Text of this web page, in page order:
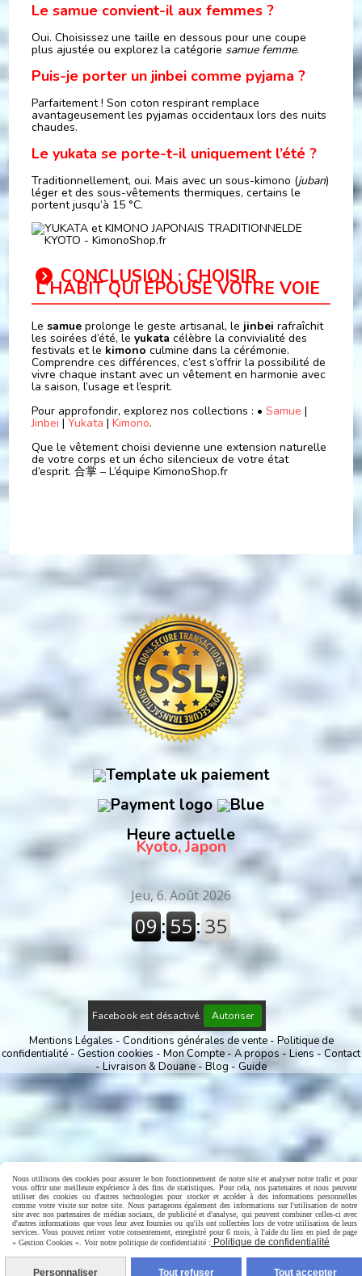
Le samue convient-il aux femmes ?
Oui. Choisissez une taille en dessous pour une coupe
plus ajustée ou explorez la catégorie samue femme.
Puis-je porter un jinbei comme pyjama ?
Parfaitement ! Son coton respirant remplace
avantageusement les pyjamas occidentaux lors des nuits
chaudes.
Le yukata se porte-t-il uniquement l’été ?
Traditionnellement, oui. Mais avec un sous-kimono (juban)
léger et des sous-vêtements thermiques, certains le
portent jusqu’à 15 °C.
CONCLUSION : CHOISIR
L’HABIT QUI ÉPOUSE VOTRE VOIE
Lesamue prolonge le geste artisanal, le jinbei rafraîchit
les soirées d’été, leyukata célèbre la convivialité des
festivals et le kimono culmine dans la cérémonie.
Comprendre ces différences, c’est s’offrir la possibilité de
vivre chaque instant avec un vêtement en harmonie avec
la saison, l’usage et l’esprit.
Pour approfondir, explorez nos collections : •Samue |
Jinbei |Yukata |Kimono.
Que le vêtement choisi devienne une extension naturelle
de votre corps et un écho silencieux de votre état
d’esprit. 合掌 – L’équipe KimonoShop.fr
Heure actuelle
Kyoto, Japon
Facebook est désactivé. Autoriser
Mentions Légales Conditions générales de vente
Politique de
confidentialité
Gestion cookies Mon Compte A propos Liens
Contact
Livraison & Douane
Blog Guide
Nous utilisons des cookies pour assurer le bon fonctionnement de notre site et analyser notre trafic et pour
vous offrir une meilleure expérience à des fins de statistiques. Pour cela, nos partenaires et nous peuvent
utiliser des cookies ou d'autres technologies pour stocker et accéder à des informations personnelles
comme votre visite sur notre site. Nous partageons également des informations sur l'utilisation de notre
site avec nos partenaires de médias sociaux, de publicité et d'analyse, qui peuvent combiner celles-ci avec
d'autres informations que vous leur avez fournies ou qu'ils ont collectées lors de votre utilisation de leurs
services. Vous pouvez retirer votre consentement, enregistré pour 6 mois, à l'aide du lien en pied de page
« Gestion Cookies ». Voir notre politique de confidentialité : Politique de confidentialité
Personnaliser Tout refuser Tout accepter